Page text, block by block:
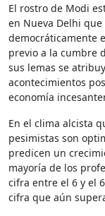
El rostro de Modi
en Nueva Delhi
democráticamente
previo a la cumbre
sus lemas se
acontecimientos
economía
En el clima alcista
pesimistas son
predicen un
mayoría de los
cifra entre el 6 y el
cifra que aún